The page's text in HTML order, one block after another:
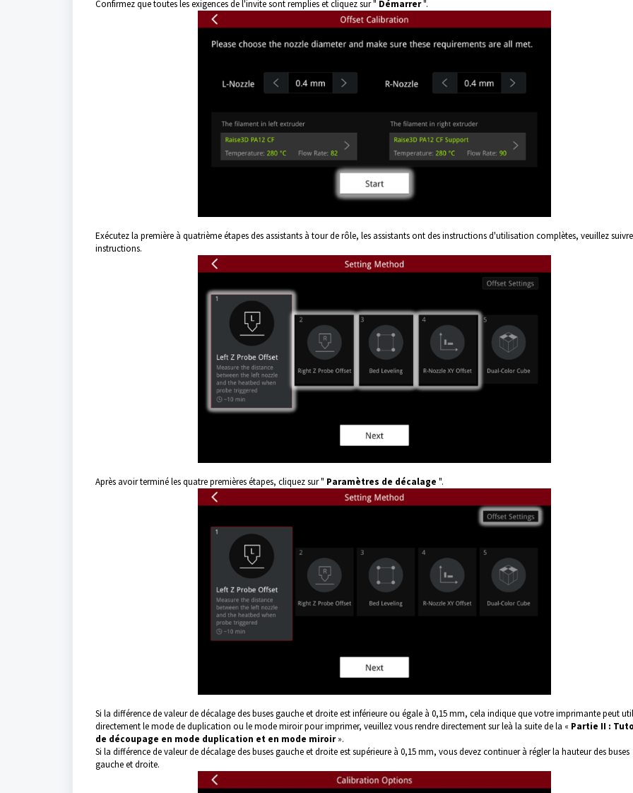
Confirmez que toutes les exigences de l'invite sont remplies et cliquez sur " Démarrer".
Exécutez la première à quatrième étapes des assistants à tour de rôle, les assistants ont des instructions d'utilisation complètes, veuillez
instructions.
Après avoir terminé les quatre premières étapes, cliquez sur " Paramètres de décalage ".
Si la différence de valeur de décalage des buses gauche et droite est inférieure ou égale à 0,15 mm, cela indique que votre imprimante peut
directement le mode de duplication ou le mode miroir pour imprimer, veuillez vous rendre directement sur leà la suite de la « Partie II :
de découpage en mode duplication et en mode miroir».
Si la différence de valeur de décalage des buses gauche et droite est supérieure à 0,15 mm, vous devez continuer à régler la hauteur des buses
gauche et droite.